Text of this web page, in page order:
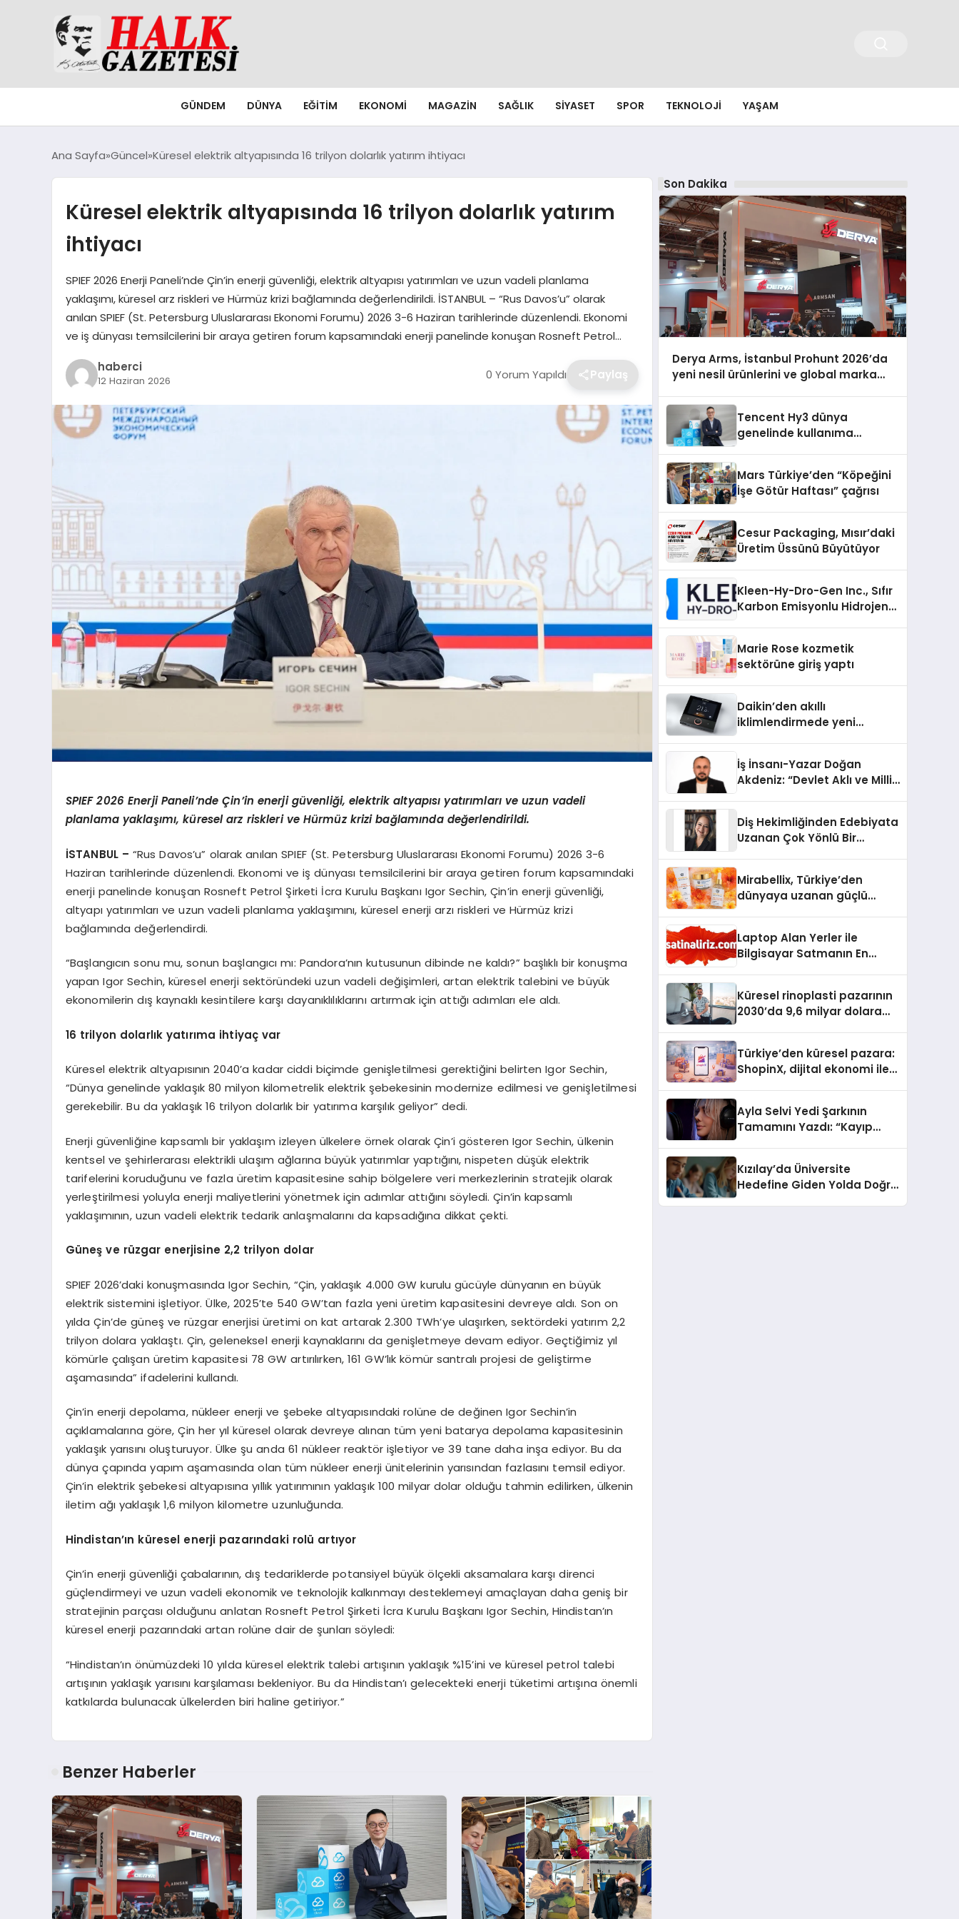
GÜNDEM DÜNYA EĞITIM EKONOMI MAGAZIN SAĞLIK SIYASET SPOR TEKNOLOJI YAŞAM
Ana Sayfa Güncel Küresel elektrik altyapısında 16 trilyon dolarlık yatırım ihtiyacı
Küresel elektrik altyapısında 16 trilyon dolarlık yatırım
ihtiyacı
SPIEF 2026 Enerji Paneli’nde Çin’in enerji güvenliği, elektrik altyapısı yatırımları ve uzun vadeli planlama
yaklaşımı, küresel arz riskleri ve Hürmüz krizi bağlamında değerlendirildi. İSTANBUL – “Rus Davos’u” olarak
anılan SPIEF (St. Petersburg Uluslararası Ekonomi Forumu) 2026 3-6 Haziran tarihlerinde düzenlendi. Ekonomi
ve iş dünyası temsilcilerini bir araya getiren forum kapsamındaki enerji panelinde konuşan Rosneft Petrol…
haberci
12 Haziran 2026 0 Yorum Yapıldı Paylaş
SPIEF 2026 Enerji Paneli’nde Çin’in enerji güvenliği, elektrik altyapısı yatırımları ve uzun vadeli
planlama yaklaşımı, küresel arz riskleri ve Hürmüz krizi bağlamında değerlendirildi.
İSTANBUL – “Rus Davos’u” olarak anılan SPIEF (St. Petersburg Uluslararası Ekonomi Forumu) 2026 3-6
Haziran tarihlerinde düzenlendi. Ekonomi ve iş dünyası temsilcilerini bir araya getiren forum kapsamındaki
enerji panelinde konuşan Rosneft Petrol Şirketi İcra Kurulu Başkanı Igor Sechin, Çin’in enerji güvenliği,
altyapı yatırımları ve uzun vadeli planlama yaklaşımını, küresel enerji arzı riskleri ve Hürmüz krizi
bağlamında değerlendirdi.
“Başlangıcın sonu mu, sonun başlangıcı mı: Pandora’nın kutusunun dibinde ne kaldı?” başlıklı bir konuşma
yapan Igor Sechin, küresel enerji sektöründeki uzun vadeli değişimleri, artan elektrik talebini ve büyük
ekonomilerin dış kaynaklı kesintilere karşı dayanıklılıklarını artırmak için attığı adımları ele aldı.
16 trilyon dolarlık yatırıma ihtiyaç var
Küresel elektrik altyapısının 2040’a kadar ciddi biçimde genişletilmesi gerektiğini belirten Igor Sechin,
“Dünya genelinde yaklaşık 80 milyon kilometrelik elektrik şebekesinin modernize edilmesi ve genişletilmesi
gerekebilir. Bu da yaklaşık 16 trilyon dolarlık bir yatırıma karşılık geliyor” dedi.
Enerji güvenliğine kapsamlı bir yaklaşım izleyen ülkelere örnek olarak Çin’i gösteren Igor Sechin, ülkenin
kentsel ve şehirlerarası elektrikli ulaşım ağlarına büyük yatırımlar yaptığını, nispeten düşük elektrik
tarifelerini koruduğunu ve fazla üretim kapasitesine sahip bölgelere veri merkezlerinin stratejik olarak
yerleştirilmesi yoluyla enerji maliyetlerini yönetmek için adımlar attığını söyledi. Çin’in kapsamlı
yaklaşımının, uzun vadeli elektrik tedarik anlaşmalarını da kapsadığına dikkat çekti.
Güneş ve rüzgar enerjisine 2,2 trilyon dolar
SPIEF 2026’daki konuşmasında Igor Sechin, “Çin, yaklaşık 4.000 GW kurulu gücüyle dünyanın en büyük
elektrik sistemini işletiyor. Ülke, 2025’te 540 GW’tan fazla yeni üretim kapasitesini devreye aldı. Son on
yılda Çin’de güneş ve rüzgar enerjisi üretimi on kat artarak 2.300 TWh’ye ulaşırken, sektördeki yatırım 2,2
trilyon dolara yaklaştı. Çin, geleneksel enerji kaynaklarını da genişletmeye devam ediyor. Geçtiğimiz yıl
kömürle çalışan üretim kapasitesi 78 GW artırılırken, 161 GW’lık kömür santralı projesi de geliştirme
aşamasında” ifadelerini kullandı.
Çin’in enerji depolama, nükleer enerji ve şebeke altyapısındaki rolüne de değinen Igor Sechin’in
açıklamalarına göre, Çin her yıl küresel olarak devreye alınan tüm yeni batarya depolama kapasitesinin
yaklaşık yarısını oluşturuyor. Ülke şu anda 61 nükleer reaktör işletiyor ve 39 tane daha inşa ediyor. Bu da
dünya çapında yapım aşamasında olan tüm nükleer enerji ünitelerinin yarısından fazlasını temsil ediyor.
Çin’in elektrik şebekesi altyapısına yıllık yatırımının yaklaşık 100 milyar dolar olduğu tahmin edilirken, ülkenin
iletim ağı yaklaşık 1,6 milyon kilometre uzunluğunda.
Hindistan’ın küresel enerji pazarındaki rolü artıyor
Çin’in enerji güvenliği çabalarının, dış tedariklerde potansiyel büyük ölçekli aksamalara karşı direnci
güçlendirmeyi ve uzun vadeli ekonomik ve teknolojik kalkınmayı desteklemeyi amaçlayan daha geniş bir
stratejinin parçası olduğunu anlatan Rosneft Petrol Şirketi İcra Kurulu Başkanı Igor Sechin, Hindistan’ın
küresel enerji pazarındaki artan rolüne dair de şunları söyledi:
“Hindistan’ın önümüzdeki 10 yılda küresel elektrik talebi artışının yaklaşık %15’ini ve küresel petrol talebi
artışının yaklaşık yarısını karşılaması bekleniyor. Bu da Hindistan’ı gelecekteki enerji tüketimi artışına önemli
katkılarda bulunacak ülkelerden biri haline getiriyor.”
Benzer Haberler
Son Dakika
Derya Arms, İstanbul Prohunt 2026’da
yeni nesil ürünlerini ve global marka
Tencent Hy3 dünya
genelinde kullanıma
Mars Türkiye’den “Köpeğini
İşe Götür Haftası” çağrısı
Cesur Packaging, Mısır’daki
Üretim Üssünü Büyütüyor
Kleen-Hy-Dro-Gen Inc., Sıfır
Karbon Emisyonlu Hidrojen
Aldı
Marie Rose kozmetik
sektörüne giriş yaptı
Daikin’den akıllı
iklimlendirmede yeni
İş İnsanı-Yazar Doğan
Akdeniz: “Devlet Aklı ve Milli
Diş Hekimliğinden Edebiyata
Uzanan Çok Yönlü Bir
Mirabellix, Türkiye’den
dünyaya uzanan güçlü
Laptop Alan Yerler ile
Bilgisayar Satmanın En
Küresel rinoplasti pazarının
2030’da 9,6 milyar dolara
Türkiye’den küresel pazara:
ShopinX, dijital ekonomi ile
Ayla Selvi Yedi Şarkının
Tamamını Yazdı: “Kayıp
Kızılay’da Üniversite
Hedefine Giden Yolda Doğru